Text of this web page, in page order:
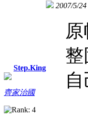
Step.King
齊家治國
2007/5/